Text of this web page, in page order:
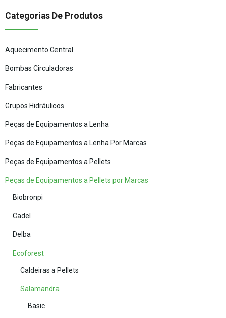
Categorias De Produtos
Aquecimento Central
Bombas Circuladoras
Fabricantes
Grupos Hidráulicos
Peças de Equipamentos a Lenha
Peças de Equipamentos a Lenha Por Marcas
Peças de Equipamentos a Pellets
Peças de Equipamentos a Pellets por Marcas
Biobronpi
Cadel
Delba
Ecoforest
Caldeiras a Pellets
Salamandra
Basic